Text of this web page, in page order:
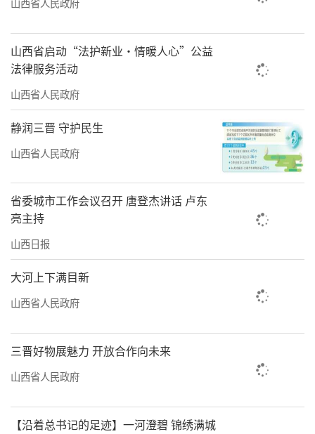
山西省启动“法护新业·情暖人心”公益
法律服务活动
山西省人民政府
静润三晋 守护民生
山西省人民政府
省委城市工作会议召开 唐登杰讲话 卢东
亮主持
山西日报
大河上下满目新
山西省人民政府
三晋好物展魅力 开放合作向未来
山西省人民政府
【沿着总书记的足迹】一河澄碧 锦绣满城